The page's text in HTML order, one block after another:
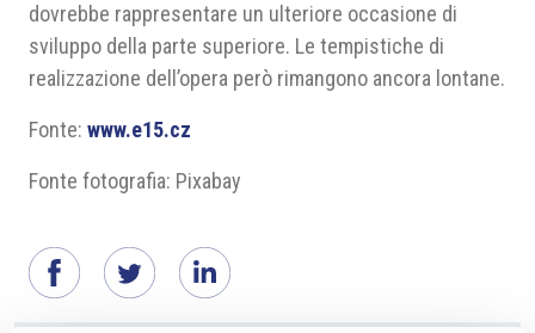
dovrebbe rappresentare un ulteriore occasione di
sviluppo della parte superiore. Le tempistiche di
realizzazione dell’opera però rimangono ancora lontane.
Fonte: www.e15.cz
Fonte fotografia: Pixabay